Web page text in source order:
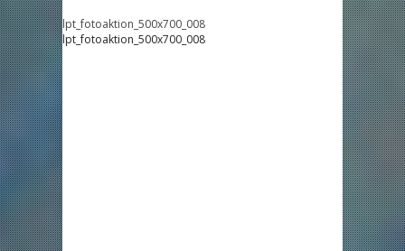
lpt_fotoaktion_500x700_008
lpt_fotoaktion_500x700_008